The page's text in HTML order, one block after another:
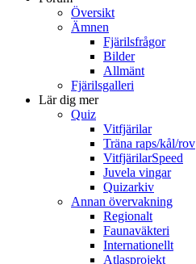
Översikt
Ämnen
Fjärilsfrågor
Bilder
Allmänt
Fjärilsgalleri
Lär dig mer
Quiz
Vitfjärilar
Träna raps/kål/rov
VitfjärilarSpeed
Juvela vingar
Quizarkiv
Annan övervakning
Regionalt
Faunaväkteri
Internationellt
Atlasprojekt